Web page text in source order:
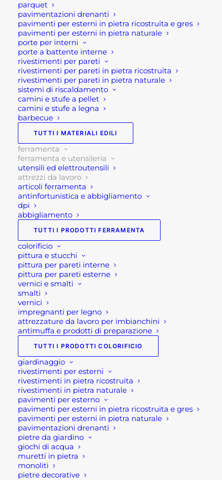
parquet
pavimentazioni drenanti
pavimenti per esterni in pietra ricostruita e gres
pavimenti per esterni in pietra naturale
porte per interni
porte a battente interne
rivestimenti per pareti
rivestimenti per pareti in pietra ricostruita
rivestimenti per pareti in pietra naturale
sistemi di riscaldamento
camini e stufe a pellet
camini e stufe a legna
barbecue
TUTTI I MATERIALI EDILI
ferramenta
ferramenta e utensileria
utensili ed elettroutensili
attrezzi da lavoro
articoli ferramenta
antinfortunistica e abbigliamento
dpi
abbigliamento
TUTTI I PRODOTTI FERRAMENTA
colorificio
pittura e stucchi
pittura per pareti interne
pittura per pareti esterne
vernici e smalti
smalti
vernici
impregnanti per legno
attrezzature da lavoro per imbianchini
antimuffa e prodotti di preparazione
TUTTI I PRODOTTI COLORIFICIO
giardinaggio
rivestimenti per esterni
rivestimenti in pietra ricostruita
rivestimenti in pietra naturale
pavimenti per esterno
pavimenti per esterni in pietra ricostruita e gres
pavimenti per esterni in pietra naturale
pavimentazioni drenanti
pietre da giardino
giochi di acqua
muretti in pietra
monoliti
pietre decorative
Motore:Elettrico monofase 230V-
Potenza motore: 50Hz 2,2 kW – 3 HP
Peso:80
Max diametro disco in Widia BSL315 (mm)315
Max diametro disco in Widia BSL350 (mm)350
Diametro foro disco (mm)25,4
Regolazione in altezza BSL315 (mm)0÷105
Regolazione in altezza BSL350 (mm)0÷125
Velocità motore (rpm)2750
Livello di emissione sonora (dB)103
Dimensioni banco (LxlxH in mm)820×620
Dimensioni piano di lavoro aperto (Lxl in
mm)1340×620
Ingombro totale (LxlxH in mm)900x700x990
Trasmissione a cinghia
Protezione disco in policarbonato
Piano di lavoro pieghevole
Squadretta regolabile da 0 a 90°
Leva manuale per regolazione altezza di taglio
Fori di aggancio per la movimentazione in
cantiere
Motore elettrico autofrenante “Made in Italy”
Telaio con nerve di rinforzo
Corredo standard: Disco in Widia e
Documentazione tecnica e certificato CE
Se per qualsiasi ragione non riuscissi a
completare l’ordine o avessi dei dubbi prima di
effettuare il pagamento contattaci dalle 09 alle 12
e dalle 14 alle 17, ti offriremo tutto il supporto
necessario per aiutarti nella procedura di
acquisto!
Oppure scrivi una mail a
shop@rotacommerciale.it
SEGA
AGGIUNGI AL CARRELLO